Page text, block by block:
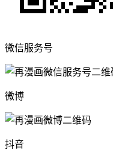
微信服务号
微博
抖音